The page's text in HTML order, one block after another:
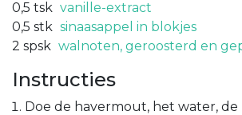
0,5 tsk vanille-extract
0,5 stk sinaasappel in blokjes
2 spsk walnoten, geroosterd en
Instructies
Doe de havermout, het water, de